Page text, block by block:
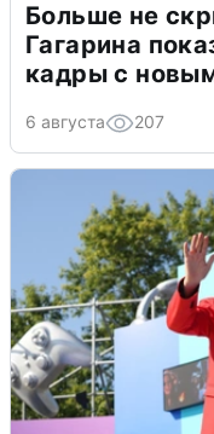
Больше не
Гагарина
кадры с
6 августа 207